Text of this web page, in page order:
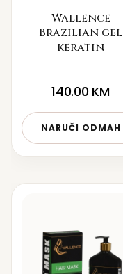
Wallence
Brazilian gel
keratin
140.00 KM
NARUČI ODMAH